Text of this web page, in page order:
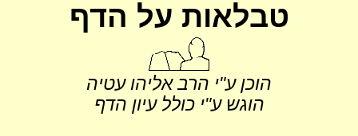
טבלאות על הדף
הוכן ע"י הרב אליהו עטיה
הוגש ע"י כולל עיון הדף